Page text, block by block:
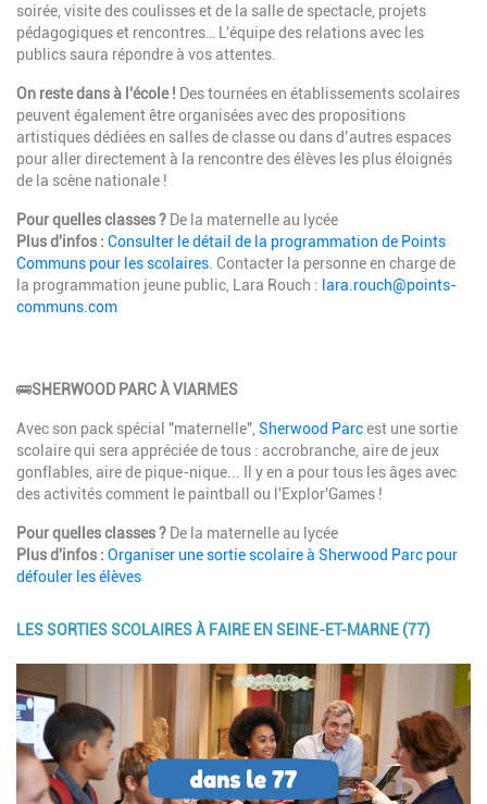
soirée, visite des coulisses et de la salle de spectacle, projets
pédagogiques et rencontres… L'équipe des relations avec les
publics saura répondre à vos attentes.
On reste dans à l'école ! Des tournées en établissements scolaires
peuvent également être organisées avec des propositions
artistiques dédiées en salles de classe ou dans d’autres espaces
pour aller directement à la rencontre des élèves les plus éloignés
de la scène nationale !
Pour quelles classes ? De la maternelle au lycée
Plus d'infos : Consulter le détail de la programmation de Points
Communs pour les scolaires. Contacter la personne en charge de
la programmation jeune public, Lara Rouch : lara.rouch@points-
communs.com
🚌SHERWOOD PARC À VIARMES
Avec son pack spécial "maternelle", Sherwood Parcest une sortie
scolaire qui sera appréciée de tous : accrobranche, aire de jeux
gonflables, aire de pique-nique... Il y en a pour tous les âges avec
des activités comment le paintball ou l'Explor'Games !
Pour quelles classes ? De la maternelle au lycée
Plus d'infos : Organiser une sortie scolaire à Sherwood Parc pour
défouler les élèves
LES SORTIES SCOLAIRES À FAIRE EN SEINE-ET-MARNE (77)